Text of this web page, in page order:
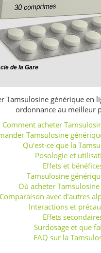
Tamsulosine générique en
ordonnance au meilleur
Comment acheter
Tamsulosine
Qu'est-ce que la
Posologie et
Effets et
Tamsulosine
Où acheter
Comparaison avec d’autres
Interactions et
Effets
Surdosage et que
FAQ sur la